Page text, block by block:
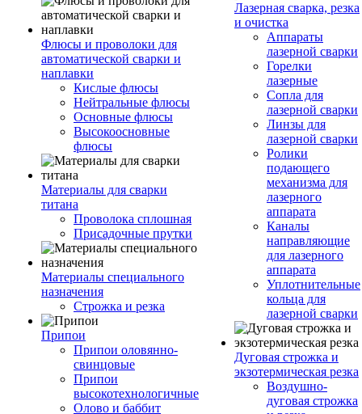
Флюсы и проволоки для
автоматической сварки и
наплавки
Кислые флюсы
Нейтральные флюсы
Основные флюсы
Высокоосновные
флюсы
Материалы для сварки
титана
Проволока сплошная
Присадочные прутки
Материалы специального
назначения
Строжка и резка
Припои
Припои оловянно-
свинцовые
Припои
высокотехнологичные
Олово и баббит
Лазерная сварка, резка
и очистка
Аппараты
лазерной сварки
Горелки
лазерные
Сопла для
лазерной сварки
Линзы для
лазерной сварки
Ролики
подающего
механизма для
лазерного
аппарата
Каналы
направляющие
для лазерного
аппарата
Уплотнительные
кольца для
лазерной сварки
Дуговая строжка и
экзотермическая резка
Воздушно-
дуговая строжка